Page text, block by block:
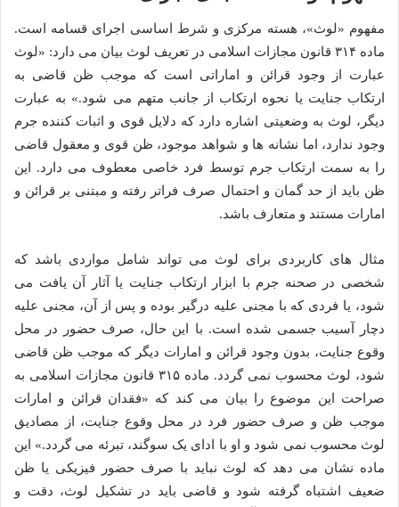
مفهوم «لوث»، هسته مرکزی و شرط اساسی اجرای قسامه است.
ماده ۳۱۴ قانون مجازات اسلامی در تعریف لوث بیان می دارد: «لوث
عبارت از وجود قرائن و اماراتی است که موجب ظن قاضی به
ارتکاب جنایت یا نحوه ارتکاب از جانب متهم می شود.» به عبارت
دیگر، لوث به وضعیتی اشاره دارد که دلایل قوی و اثبات کننده جرم
وجود ندارد، اما نشانه ها و شواهد موجود، ظن قوی و معقول قاضی
را به سمت ارتکاب جرم توسط فرد خاصی معطوف می دارد. این
ظن باید از حد گمان و احتمال صرف فراتر رفته و مبتنی بر قرائن و
امارات مستند و متعارف باشد.
مثال های کاربردی برای لوث می تواند شامل مواردی باشد که
شخصی در صحنه جرم با ابزار ارتکاب جنایت یا آثار آن یافت می
شود، یا فردی که با مجنی علیه درگیر بوده و پس از آن، مجنی علیه
دچار آسیب جسمی شده است. با این حال، صرف حضور در محل
وقوع جنایت، بدون وجود قرائن و امارات دیگر که موجب ظن قاضی
شود، لوث محسوب نمی گردد. ماده ۳۱۵ قانون مجازات اسلامی به
صراحت این موضوع را بیان می کند که «فقدان قرائن و امارات
موجب ظن و صرف حضور فرد در محل وقوع جنایت، از مصادیق
لوث محسوب نمی شود و او با ادای یک سوگند، تبرئه می گردد.» این
ماده نشان می دهد که لوث نباید با صرف حضور فیزیکی یا ظن
ضعیف اشتباه گرفته شود و قاضی باید در تشکیل لوث، دقت و